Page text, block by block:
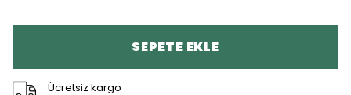
SEPETE EKLE
Ücretsiz kargo